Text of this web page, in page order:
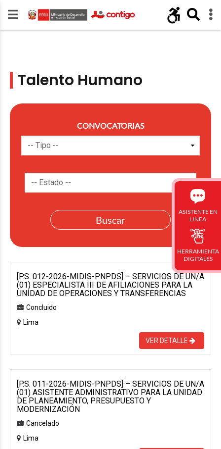
Talento Humano
CONVOCATORIAS
[P.S. 012-2026-MIDIS-PNPDS] – SERVICIOS DE UN/A
(01) ESPECIALISTA III DE AFILIACIONES PARA LA
UNIDAD DE OPERACIONES Y TRANSFERENCIAS
Concluido
Lima
VER DETALLE
[P.S. 011-2026-MIDIS-PNPDS] – SERVICIOS DE UN/A
(01) ASISTENTE ADMINISTRATIVO PARA LA UNIDAD
DE PLANEAMIENTO, PRESUPUESTO Y
MODERNIZACIÓN
Cancelado
Lima
ASISTENTE EN
LINEA
HERRAMIENTA
DIGITALES